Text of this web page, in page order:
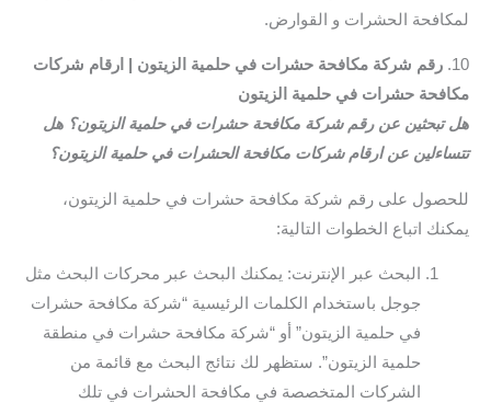
لمكافحة الحشرات و القوارض.
10. رقم شركة مكافحة حشرات في حلمية الزيتون | ارقام شركات
مكافحة حشرات في حلمية الزيتون
هل تبحثين عن رقم شركة مكافحة حشرات في حلمية الزيتون؟ هل
تتساءلين عن ارقام شركات مكافحة الحشرات في حلمية الزيتون؟
للحصول على رقم شركة مكافحة حشرات في حلمية الزيتون،
يمكنك اتباع الخطوات التالية:
البحث عبر الإنترنت: يمكنك البحث عبر محركات البحث مثل
جوجل باستخدام الكلمات الرئيسية “شركة مكافحة حشرات
في حلمية الزيتون” أو “شركة مكافحة حشرات في منطقة
حلمية الزيتون”. ستظهر لك نتائج البحث مع قائمة من
الشركات المتخصصة في مكافحة الحشرات في تلك